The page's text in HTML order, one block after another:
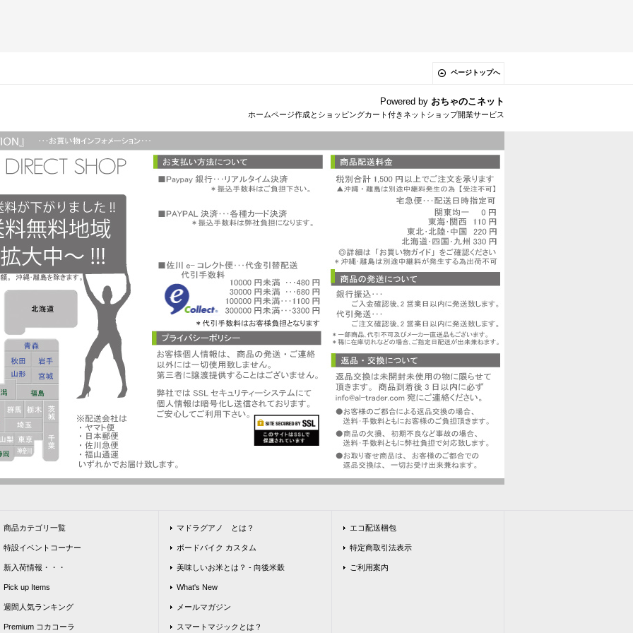
ページトップへ
Powered by おちゃのこネット
ホームページ作成とショッピングカート付きネットショップ開業サービス
商品カテゴリ一覧
特設イベントコーナー
新入荷情報・・・
Pick up Items
週間人気ランキング
Premium コカコーラ
マドラグアノ とは？
ボードバイク カスタム
美味しいお米とは？ - 向後米穀
What's New
メールマガジン
スマートマジックとは？
エコ配送梱包
特定商取引法表示
ご利用案内